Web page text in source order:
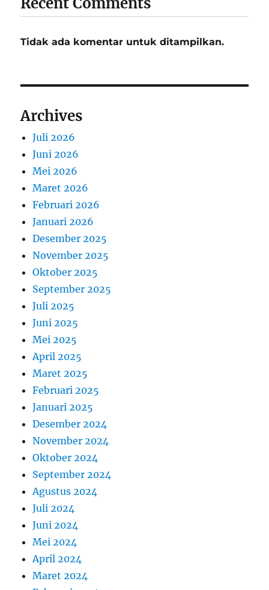
Tidak ada komentar untuk ditampilkan.
Archives
Juli 2026
Juni 2026
Mei 2026
Maret 2026
Februari 2026
Januari 2026
Desember 2025
November 2025
Oktober 2025
September 2025
Juli 2025
Juni 2025
Mei 2025
April 2025
Maret 2025
Februari 2025
Januari 2025
Desember 2024
November 2024
Oktober 2024
September 2024
Agustus 2024
Juli 2024
Juni 2024
Mei 2024
April 2024
Maret 2024